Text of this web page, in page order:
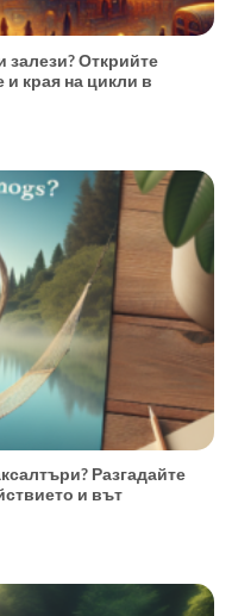
Открийте
края на цикли в
Разгадайте
и вът